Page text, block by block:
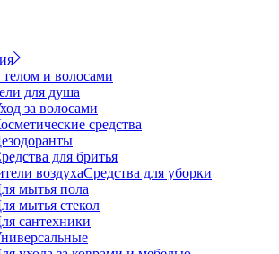
телом и волосами
для душа
за волосами
средства
для бритья
воздухаСредства для уборки
мытья пола
мытья стекол
сантехники